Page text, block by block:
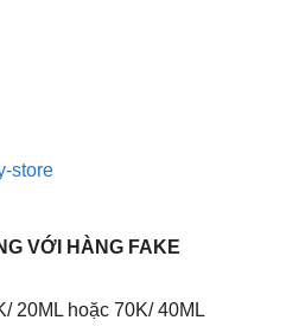
store
VỚI HÀNG FAKE
20ML hoặc 70K/ 40ML